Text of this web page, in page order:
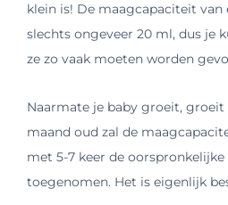
klein is! De maagcapaciteit van
slechts ongeveer 20 ml, dus je
ze zo vaak moeten worden
Naarmate je baby groeit,
maand oud zal de
met 5-7 keer de
toegenomen. Het is eigenlijk